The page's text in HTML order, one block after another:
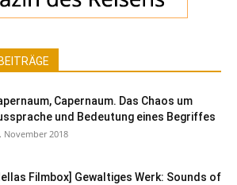
Capernaum. Das Chaos um
und Bedeutung eines Begriffes
November 2018
Filmbox] Gewaltiges Werk: Sounds of